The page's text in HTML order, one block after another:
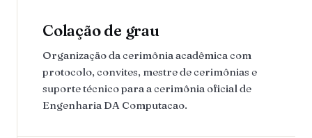
Colação de grau
Organização da cerimônia acadêmica com
protocolo, convites, mestre de cerimônias e
suporte técnico para a cerimônia oficial de
Engenharia DA Computacao.